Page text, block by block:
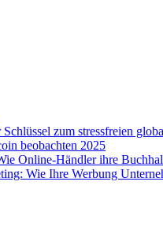
zum stressfreien
beobachten 2025
Online-Händler ihre
Wie Ihre Werbung